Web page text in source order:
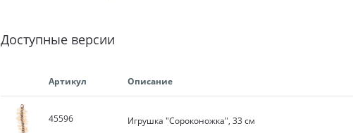
Доступные версии
Артикул Описание
45596 Игрушка "Сороконожка", 33 см